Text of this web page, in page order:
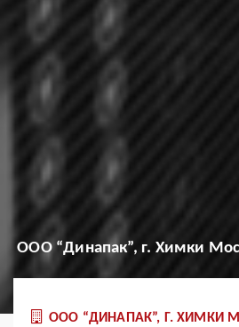
OOO “Динапак”, г. Химки
OOO “ДИНАПАК”, Г. ХИМКИ